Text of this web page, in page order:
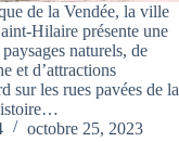
de la Vendée, la ville
Hilaire présente une
naturels, de
et d’attractions
sur les rues pavées de la
octobre 25, 2023